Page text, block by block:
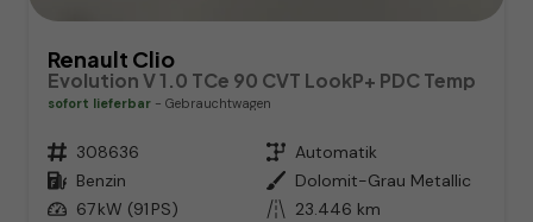
Renault Clio
Evolution V 1.0 TCe 90 CVT LookP+ PDC Temp
sofort lieferbar Gebrauchtwagen
Fahrzeugnr. 308636 Getriebe Automatik
Kraftstoff Benzin Außenfarbe Dolomit-Grau Metallic
Leistung 67 kW (91 PS) Kilometerstand 23.446 km